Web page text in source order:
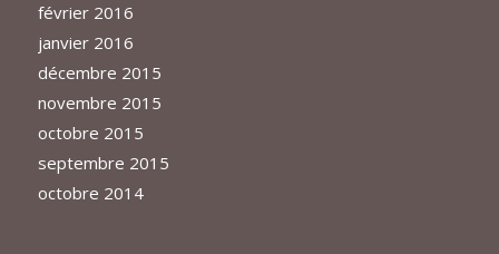
février 2016
janvier 2016
décembre 2015
novembre 2015
octobre 2015
septembre 2015
octobre 2014